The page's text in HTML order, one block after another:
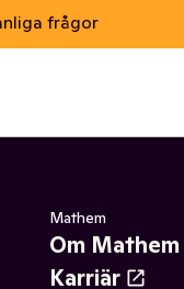
frågor
Mathem
Om Mathem
Karriär